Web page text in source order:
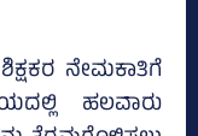
ನೇಮಕಾತಿಗೆ
ಹಲವಾರು